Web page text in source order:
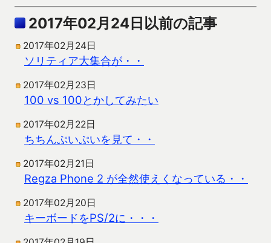
2017年02月24日以前の記事
2017年02月24日
ソリティア大集合が・・
2017年02月23日
100 vs 100とかしてみたい
2017年02月22日
ちちんぷいぷいを見て・・
2017年02月21日
Regza Phone 2 が全然使えくなっている・・
2017年02月20日
キーボードをPS/2に・・・